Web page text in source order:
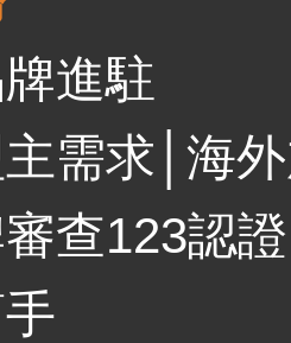
進駐
需求 海
查123認證